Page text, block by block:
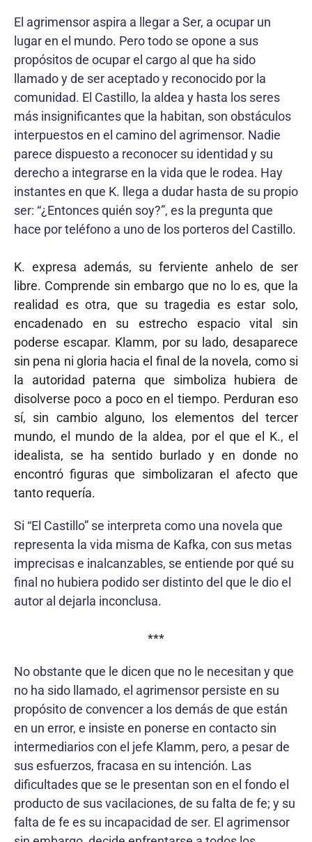
El agrimensor aspira a llegar a Ser, a ocupar un
lugar en el mundo. Pero todo se opone a sus
propósitos de ocupar el cargo al que ha sido
llamado y de ser aceptado y reconocido por la
comunidad. El Castillo, la aldea y hasta los seres
más insignificantes que la habitan, son obstáculos
interpuestos en el camino del agrimensor. Nadie
parece dispuesto a reconocer su identidad y su
derecho a integrarse en la vida que le rodea. Hay
instantes en que K. llega a dudar hasta de su propio
ser: “¿Entonces quién soy?”, es la pregunta que
hace por teléfono a uno de los porteros del Castillo.
K. expresa además, su ferviente anhelo de ser
libre. Comprende sin embargo que no lo es, que la
realidad es otra, que su tragedia es estar solo,
encadenado en su estrecho espacio vital sin
poderse escapar. Klamm, por su lado, desaparece
sin pena ni gloria hacia el final de la novela, como si
la autoridad paterna que simboliza hubiera de
disolverse poco a poco en el tiempo. Perduran eso
sí, sin cambio alguno, los elementos del tercer
mundo, el mundo de la aldea, por el que el K., el
idealista, se ha sentido burlado y en donde no
encontró figuras que simbolizaran el afecto que
tanto requería.
Si “El Castillo” se interpreta como una novela que
representa la vida misma de Kafka, con sus metas
imprecisas e inalcanzables, se entiende por qué su
final no hubiera podido ser distinto del que le dio el
autor al dejarla inconclusa.
***
No obstante que le dicen que no le necesitan y que
no ha sido llamado, el agrimensor persiste en su
propósito de convencer a los demás de que están
en un error, e insiste en ponerse en contacto sin
intermediarios con el jefe Klamm, pero, a pesar de
sus esfuerzos, fracasa en su intención. Las
dificultades que se le presentan son en el fondo el
producto de sus vacilaciones, de su falta de fe; y su
falta de fe es su incapacidad de ser. El agrimensor